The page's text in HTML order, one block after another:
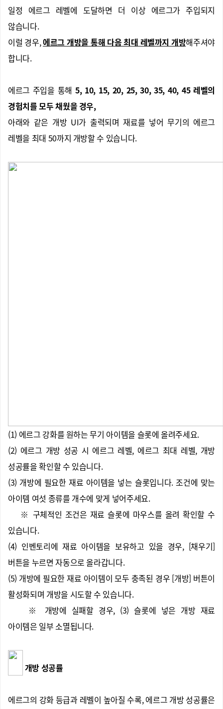
일정 에르그 레벨에 도달하면 더 이상 에르그가 주입되지
않습니다.
이럴 경우,에르그 개방을 통해 다음 최대 레벨까지 개방해주셔야
합니다.
에르그 주입을 통해 5, 10, 15, 20, 25, 30, 35, 40, 45 레벨의
경험치를 모두 채웠을 경우,
아래와 같은 개방 UI가 출력되며 재료를 넣어 무기의 에르그
레벨을 최대 50까지 개방할 수 있습니다.
(1) 에르그 강화를 원하는 무기 아이템을 슬롯에 올려주세요.
(2) 에르그 개방 성공 시 에르그 레벨, 에르그 최대 레벨, 개방
성공률을 확인할 수 있습니다.
(3) 개방에 필요한 재료 아이템을 넣는 슬롯입니다. 조건에 맞는
아이템 여섯 종류를 개수에 맞게 넣어주세요.
※ 구체적인 조건은 재료 슬롯에 마우스를 올려 확인할 수
있습니다.
(4) 인벤토리에 재료 아이템을 보유하고 있을 경우, [채우기]
버튼을 누르면 자동으로 올라갑니다.
(5) 개방에 필요한 재료 아이템이 모두 충족된 경우 [개방] 버튼이
활성화되며 개방을 시도할 수 있습니다.
※ 개방에 실패할 경우, (3) 슬롯에 넣은 개방 재료
아이템은 일부 소멸됩니다.
개방 성공률
에르그의 강화 등급과 레벨이 높아질 수록, 에르그 개방 성공률은